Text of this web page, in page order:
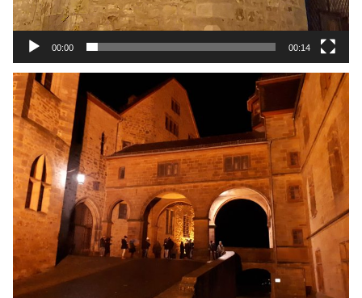
00:00 00:14